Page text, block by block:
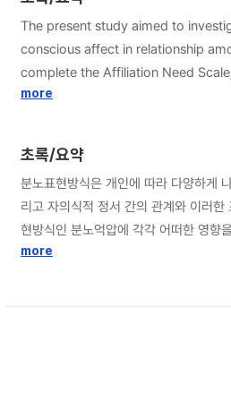
The present study aimed to
conscious affect in relationship among sensitivity to rejection, anger
complete the Affiliation Need
3) and the Beck Depression
self defensive ambivalence. Also,
depression was partially mediated by shame.
suggestions for future researches
more
초록/요약
분노표현방식은 개인에 따라 다양하게
리고 자의식적 정서 간의 관계와 이러
현방식인 분노억압에 각각 어떠한 영
현 척도, 벡의 우울 척도, 자의식적 정서 척도를 실시하였다. 배척 민감성과 분노표현방식 및 우울 간의 관계에서 정서표현양가성과 수치심의 매개효과를 검증하
적 요인의 영향을 밝히고 이후 우울
more